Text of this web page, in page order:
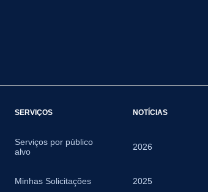
SERVIÇOS
Serviços por público
alvo
Minhas Solicitações
NOTÍCIAS
2026
2025